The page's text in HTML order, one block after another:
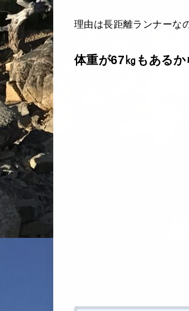
理由は長距離ランナーな
体重が67㎏もあるか